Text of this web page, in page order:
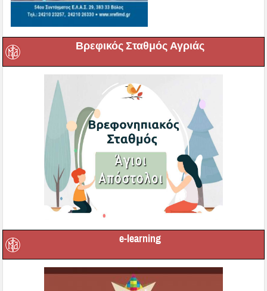
Βρεφικός Σταθμός Αγριάς
e-learning